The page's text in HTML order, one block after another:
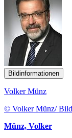
Bildinformationen
Volker Münz
© Volker Münz/
Münz, Volker